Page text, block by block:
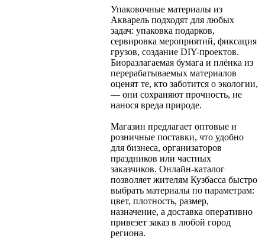
Упаковочные материалы из
Акварель подходят для любых
задач: упаковка подарков,
сервировка мероприятий, фиксация
грузов, создание DIY-проектов.
Биоразлагаемая бумага и плёнка из
перерабатываемых материалов
оценят те, кто заботится о экологии,
— они сохраняют прочность, не
нанося вреда природе.
Магазин предлагает оптовые и
розничные поставки, что удобно
для бизнеса, организаторов
праздников или частных
заказчиков. Онлайн-каталог
позволяет жителям Кузбасса быстро
выбрать материалы по параметрам:
цвет, плотность, размер,
назначение, а доставка оперативно
привезет заказ в любой город
региона.